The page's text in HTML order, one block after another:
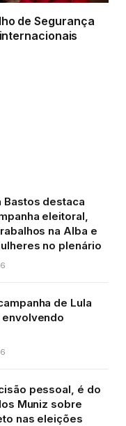
de Segurança
Bastos destaca
eleitoral,
na Alba e
no plenário
de Lula
pessoal, é do
Muniz sobre
nas eleições